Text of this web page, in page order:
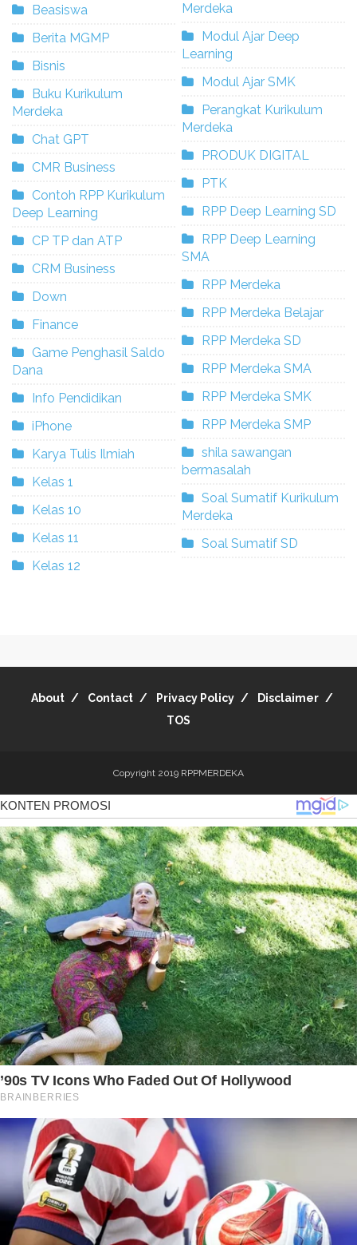
Beasiswa
Berita MGMP
Bisnis
Buku Kurikulum
Merdeka
Chat GPT
CMR Business
Contoh RPP Kurikulum
Deep Learning
CP TP dan ATP
CRM Business
Down
Finance
Game Penghasil Saldo
Dana
Info Pendidikan
iPhone
Karya Tulis Ilmiah
Kelas 1
Kelas 10
Kelas 11
Kelas 12
Merdeka
Modul Ajar Deep
Learning
Modul Ajar SMK
Perangkat Kurikulum
Merdeka
PRODUK DIGITAL
PTK
RPP Deep Learning SD
RPP Deep Learning
SMA
RPP Merdeka
RPP Merdeka Belajar
RPP Merdeka SD
RPP Merdeka SMA
RPP Merdeka SMK
RPP Merdeka SMP
shila sawangan
bermasalah
Soal Sumatif Kurikulum
Merdeka
Soal Sumatif SD
About Contact Privacy Policy
Disclaimer
TOS
Copyright 2019 RPPMERDEKA